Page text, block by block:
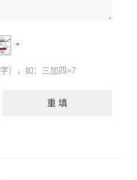
），如：三加四=7